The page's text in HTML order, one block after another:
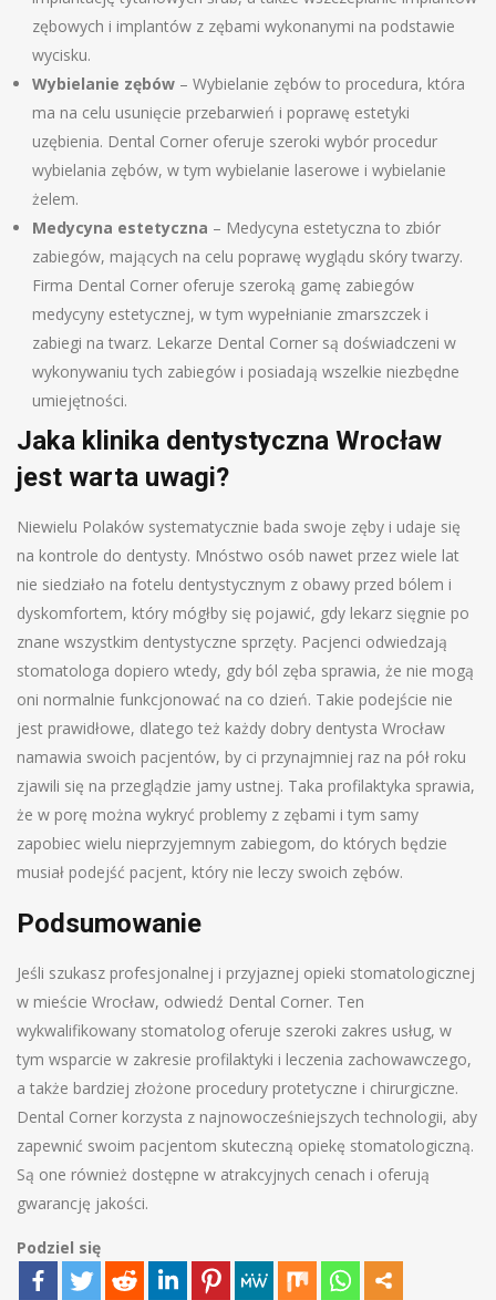
zębowych i implantów z zębami wykonanymi na podstawie
wycisku.
Wybielanie zębów – Wybielanie zębów to procedura, która
ma na celu usunięcie przebarwień i poprawę estetyki
uzębienia. Dental Corner oferuje szeroki wybór procedur
wybielania zębów, w tym wybielanie laserowe i wybielanie
żelem.
Medycyna estetyczna – Medycyna estetyczna to zbiór
zabiegów, mających na celu poprawę wyglądu skóry twarzy.
Firma Dental Corner oferuje szeroką gamę zabiegów
medycyny estetycznej, w tym wypełnianie zmarszczek i
zabiegi na twarz. Lekarze Dental Corner są doświadczeni w
wykonywaniu tych zabiegów i posiadają wszelkie niezbędne
umiejętności.
Jaka klinika dentystyczna Wrocław
jest warta uwagi?
Niewielu Polaków systematycznie bada swoje zęby i udaje się
na kontrole do dentysty. Mnóstwo osób nawet przez wiele lat
nie siedziało na fotelu dentystycznym z obawy przed bólem i
dyskomfortem, który mógłby się pojawić, gdy lekarz sięgnie po
znane wszystkim dentystyczne sprzęty. Pacjenci odwiedzają
stomatologa dopiero wtedy, gdy ból zęba sprawia, że nie mogą
oni normalnie funkcjonować na co dzień. Takie podejście nie
jest prawidłowe, dlatego też każdy dobry dentysta Wrocław
namawia swoich pacjentów, by ci przynajmniej raz na pół roku
zjawili się na przeglądzie jamy ustnej. Taka profilaktyka sprawia,
że w porę można wykryć problemy z zębami i tym samy
zapobiec wielu nieprzyjemnym zabiegom, do których będzie
musiał podejść pacjent, który nie leczy swoich zębów.
Podsumowanie
Jeśli szukasz profesjonalnej i przyjaznej opieki stomatologicznej
w mieście Wrocław, odwiedź Dental Corner. Ten
wykwalifikowany stomatolog oferuje szeroki zakres usług, w
tym wsparcie w zakresie profilaktyki i leczenia zachowawczego,
a także bardziej złożone procedury protetyczne i chirurgiczne.
Dental Corner korzysta z najnowocześniejszych technologii, aby
zapewnić swoim pacjentom skuteczną opiekę stomatologiczną.
Są one również dostępne w atrakcyjnych cenach i oferują
gwarancję jakości.
Podziel się